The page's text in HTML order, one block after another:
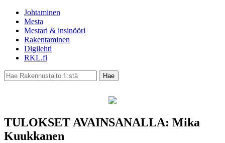
Johtaminen
Mesta
Mestari & insinööri
Rakentaminen
Digilehti
RKL.fi
TULOKSET AVAINSANALLA: Mika
Kuukkanen